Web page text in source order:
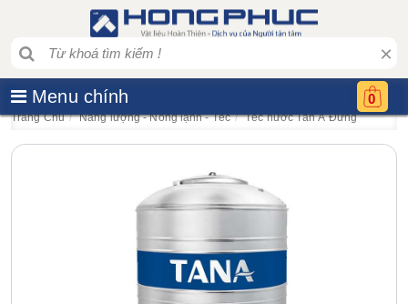
×
Menu chính 0
Trang Chủ Năng lượng - Nóng lạnh - Téc Téc nước Tân Á Đứng